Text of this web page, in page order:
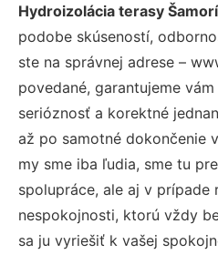
Hydroizolácia terasy
podobe skúseností,
ste na správnej adrese –
povedané, garantujeme
serióznosť a korektné
až po samotné dokončenie
my sme iba ľudia, sme tu
spolupráce, ale aj v prípade
nespokojnosti, ktorú vždy
sa ju vyriešiť k vašej